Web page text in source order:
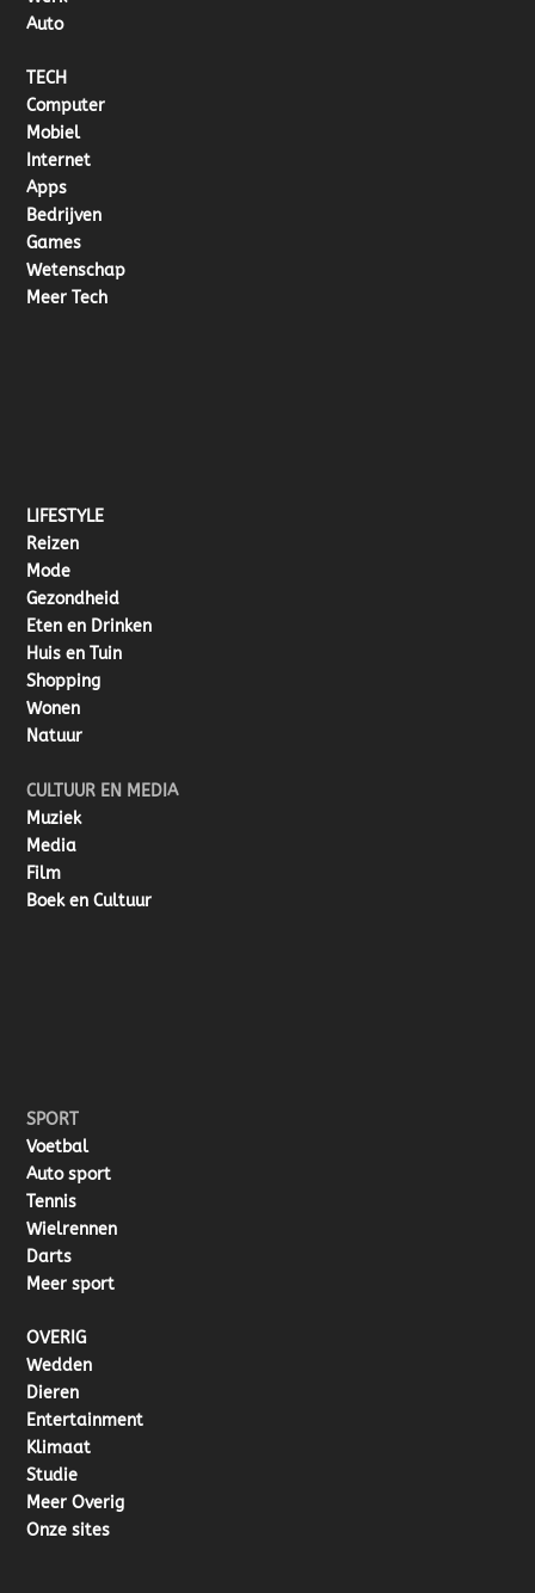
Auto
TECH
Computer
Mobiel
Internet
Apps
Bedrijven
Games
Wetenschap
Meer Tech
LIFESTYLE
Reizen
Mode
Gezondheid
Eten en Drinken
Huis en Tuin
Shopping
Wonen
Natuur
CULTUUR EN MEDIA
Muziek
Media
Film
Boek en Cultuur
SPORT
Voetbal
Auto sport
Tennis
Wielrennen
Darts
Meer sport
OVERIG
Wedden
Dieren
Entertainment
Klimaat
Studie
Meer Overig
Onze sites